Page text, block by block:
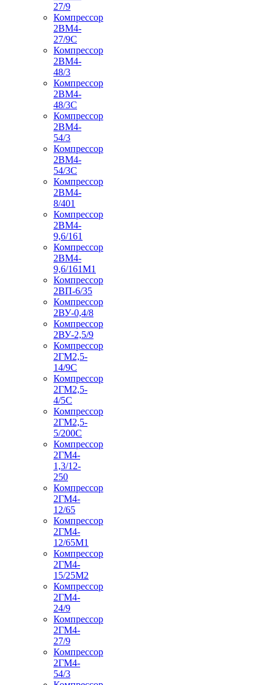
27/9
Компрессор
2ВМ4-
27/9С
Компрессор
2ВМ4-
48/3
Компрессор
2ВМ4-
48/3С
Компрессор
2ВМ4-
54/3
Компрессор
2ВМ4-
54/3С
Компрессор
2ВМ4-
8/401
Компрессор
2ВМ4-
9,6/161
Компрессор
2ВМ4-
9,6/161М1
Компрессор
2ВП-6/35
Компрессор
2ВУ-0,4/8
Компрессор
2ВУ-2,5/9
Компрессор
2ГМ2,5-
14/9С
Компрессор
2ГМ2,5-
4/5С
Компрессор
2ГМ2,5-
5/200С
Компрессор
2ГМ4-
1,3/12-
250
Компрессор
2ГМ4-
12/65
Компрессор
2ГМ4-
12/65М1
Компрессор
2ГМ4-
15/25М2
Компрессор
2ГМ4-
24/9
Компрессор
2ГМ4-
27/9
Компрессор
2ГМ4-
54/3